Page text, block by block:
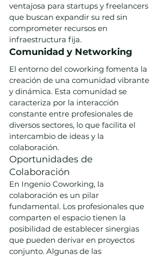
ventajosa para startups y freelancers
que buscan expandir su red sin
comprometer recursos en
infraestructura fija.
Comunidad y Networking
El entorno del coworking fomenta la
creación de una comunidad vibrante
y dinámica. Esta comunidad se
caracteriza por la interacción
constante entre profesionales de
diversos sectores, lo que facilita el
intercambio de ideas y la
colaboración.
Oportunidades de
Colaboración
En Ingenio Coworking, la
colaboración es un pilar
fundamental. Los profesionales que
comparten el espacio tienen la
posibilidad de establecer sinergias
que pueden derivar en proyectos
conjunto. Algunas de las